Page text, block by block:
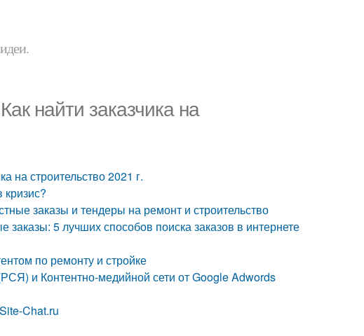
найти заказчика на
на строительство 2021 г.
заказы и тендеры на ремонт и строительство
5 лучших способов поиска заказов в интернете
по ремонту и стройке
и Контентно-медийной сети от Google Adwords
Chat.ru